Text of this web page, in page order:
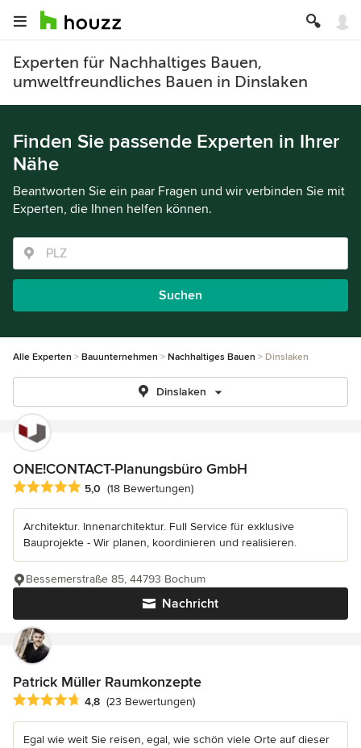
Experten für Nachhaltiges Bauen,
umweltfreundliches Bauen in Dinslaken
Finden Sie passende Experten in Ihrer
Nähe
Beantworten Sie ein paar Fragen und wir verbinden Sie mit
Experten, die Ihnen helfen können.
Suchen
Alle Experten Bauunternehmen Nachhaltiges Bauen Dinslaken
Dinslaken
ONE!CONTACT-Planungsbüro GmbH
Durchschnittliche Bewertung: 5 von 5 Sternen
5,0 (18 Bewertungen)
Architektur. Innenarchitektur. Full Service für exklusive
Bauprojekte - Wir planen, koordinieren und realisieren.
Nachricht
Bessemerstraße 85, 44793 Bochum
Patrick Müller Raumkonzepte
Durchschnittliche Bewertung: 4.8 von 5 Sternen
4,8 (23 Bewertungen)
Egal wie weit Sie reisen, egal, wie schön viele Orte auf dieser